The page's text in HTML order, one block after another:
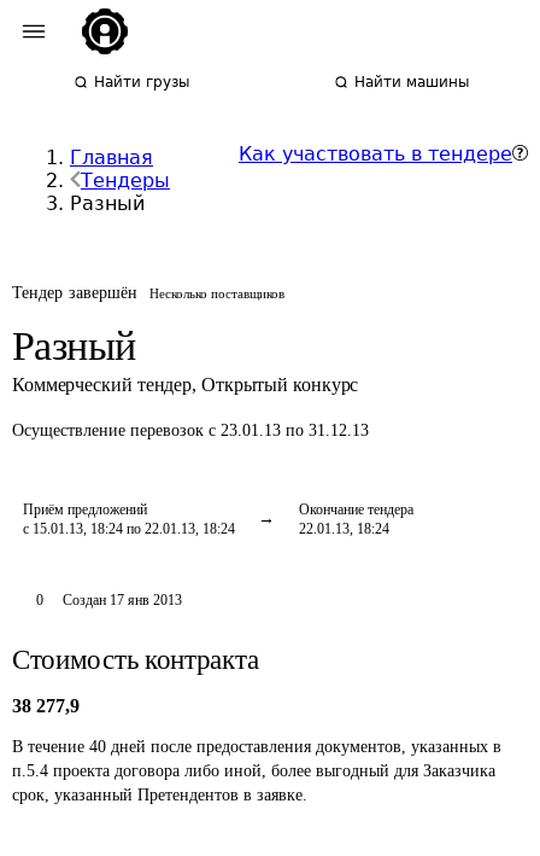
Найти грузы Найти машины
Главная
Тендеры
Разный
Как участвовать в тендере
Тендер завершён Несколько поставщиков
Разный
Коммерческий тендер, Открытый конкурс
Осуществление перевозок с 23.01.13 по 31.12.13
Приём предложений
с 15.01.13, 18:24 по 22.01.13, 18:24
Окончание тендера
22.01.13, 18:24
0 Создан 17 янв 2013
Стоимость контракта
38 277,9
В течение 40 дней после предоставления документов, указанных в
п.5.4 проекта договора либо иной, более выгодный для Заказчика
срок, указанный Претендентов в заявке.